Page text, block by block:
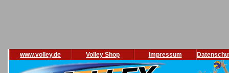
www.volley.de Volley Shop Impressum